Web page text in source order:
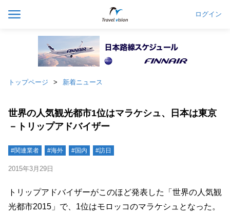
ログイン
トップページ 新着ニュース
世界の人気観光都市1位はマラケシュ、日本は東京
－トリップアドバイザー
#関連業者 #海外 #国内 #訪日
2015年3月29日
トリップアドバイザーがこのほど発表した「世界の人気観
光都市2015」で、1位はモロッコのマラケシュとなった。